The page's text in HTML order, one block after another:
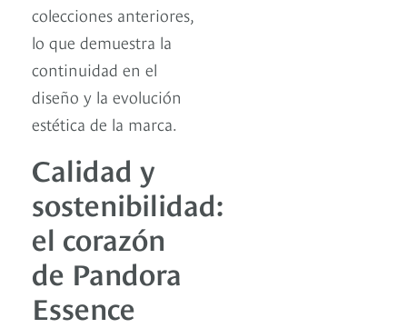
colecciones anteriores,
lo que demuestra la
continuidad en el
diseño y la evolución
estética de la marca.
Calidad y
sostenibilidad:
el corazón
de Pandora
Essence